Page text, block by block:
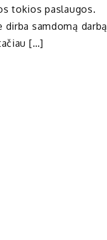
tokios paslaugos.
dirba samdomą darbą
[…]